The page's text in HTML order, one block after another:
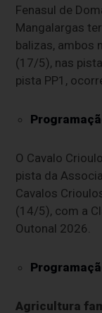
Fenasul de
Mangalargas
balizas, ambos
(17/5), nas
pista PP1,
O Cavalo
pista da
Cavalos
(14/5), com a
Outonal 2026.
Agricultura